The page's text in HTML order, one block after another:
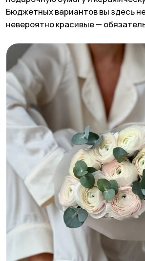
Why not? Flowers. Фото: сайт Why not? Flowers
Покупатели называют букеты в Simple
скульптурами, а также делятся, что цены
на букеты невесты здесь точно
Кстати, дизайн их веб-сайта —
восхищение.
SIMPLE FLOWERS
Маяковская
Доставка:есть, за 1100 ₽ в пределах МКАД и по
на более далекие расстояния, бесплатная доставка в
заказе от 30.000 ₽